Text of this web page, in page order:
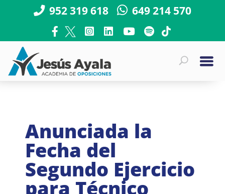
952 319 618 649 214 570
Anunciada la
Fecha del
Segundo Ejercicio
para Técnico